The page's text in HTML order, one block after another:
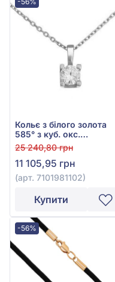
Кольє з білого золота
585° з куб. окс.
цирконію, арт.
7101981102
25 240,80 грн
11 105,95 грн
(арт. 7101981102)
Купити
-56%